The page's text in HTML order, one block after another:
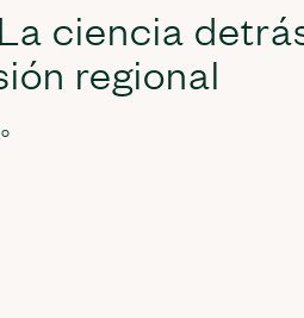
ciencia
regional